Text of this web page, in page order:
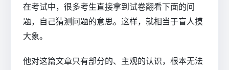
在考试中，很多考生直接拿到试卷翻看下面的问
题，自己猜测问题的意思。这样，就相当于盲人摸
大象。
他对这篇文章只有部分的、主观的认识，根本无法